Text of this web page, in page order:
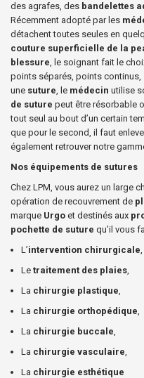
des agrafes, des bandelettes
Récemment adopté par les
détachent toutes seules en
couture superficielle de la
blessure, le soignant fait le
points séparés, points continus,
une suture, le médecin utilise
de suture peut être résorbable
tout seul au bout d’un certain
que pour le second, il faut
également retrouver notre
Nos équipements de sutures
Chez LPM, vous aurez un large
opération de recouvrement de
marque Urgo et destinés aux
pochette de suture qu’il vous
L’intervention chirurgicale,
Le traitement des plaies,
La chirurgie plastique,
La chirurgie orthopédique,
La chirurgie buccale,
La chirurgie vasculaire,
La chirurgie esthétique